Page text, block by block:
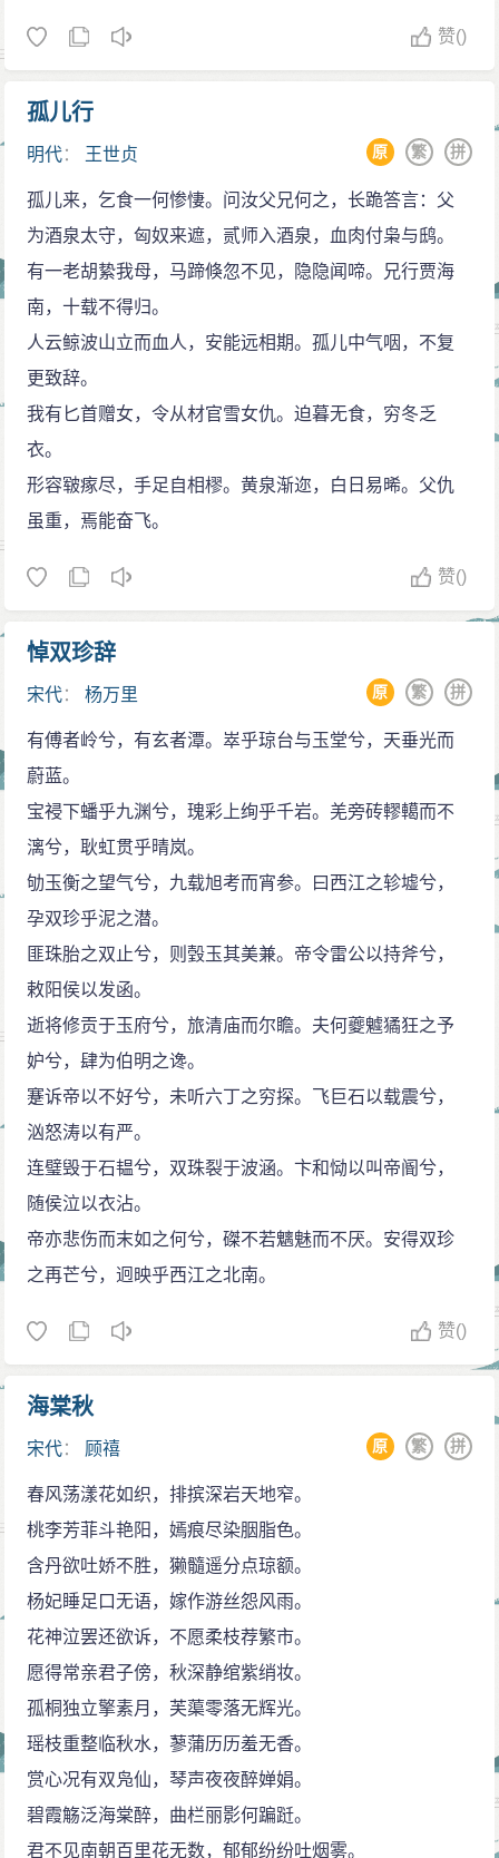
赞()
孤儿行
明代： 王世贞 拼
繁
原
孤儿来，乞食一何惨悽。问汝父兄何之，长跪答言：父
为酒泉太守，匈奴来遮，贰师入酒泉，血肉付枭与鸱。
有一老胡絷我母，马蹄倏忽不见，隐隐闻啼。兄行贾海
南，十载不得归。
人云鲸波山立而血人，安能远相期。孤儿中气咽，不复
更致辞。
我有匕首赠女，令从材官雪女仇。迫暮无食，穷冬乏
衣。
形容皲瘃尽，手足自相樛。黄泉渐迩，白日易晞。父仇
虽重，焉能奋飞。
赞()
悼双珍辞
宋代：杨万里 拼
繁
原
有傅者岭兮，有玄者潭。崒乎琼台与玉堂兮，天垂光而
蔚蓝。
宝祲下蟠乎九渊兮，瑰彩上绚乎千岩。羌旁砖轇轕而不
漓兮，耿虹贯乎晴岚。
劬玉衡之望气兮，九载旭考而宵参。曰西江之轸墟兮，
孕双珍乎泥之潜。
匪珠胎之双止兮，则瑴玉其美兼。帝令雷公以持斧兮，
敕阳侯以发函。
逝将修贡于玉府兮，旅清庙而尔瞻。夫何夔魖獝狂之予
妒兮，肆为伯明之谗。
蹇诉帝以不好兮，未听六丁之穷探。飞巨石以载震兮，
汹怒涛以有严。
连璧毁于石韫兮，双珠裂于波涵。卞和恸以叫帝阍兮，
随侯泣以衣沾。
帝亦悲伤而末如之何兮，磔不若魑魅而不厌。安得双珍
之再芒兮，迥映乎西江之北南。
赞()
海棠秋
宋代： 顾禧 拼
繁
原
春风荡漾花如织，排摈深岩天地窄。
桃李芳菲斗艳阳，嫣痕尽染胭脂色。
含丹欲吐娇不胜，獭髓遥分点琼额。
杨妃睡足口无语，嫁作游丝怨风雨。
花神泣罢还欲诉，不愿柔枝荐繁市。
愿得常亲君子傍，秋深静绾紫绡妆。
孤桐独立擎素月，芙蕖零落无辉光。
瑶枝重整临秋水，蓼蒲历历羞无香。
赏心况有双凫仙，琴声夜夜醉婵娟。
碧霞觞泛海棠醉，曲栏丽影何蹁跹。
君不见南朝百里花无数，郁郁纷纷吐烟雾。